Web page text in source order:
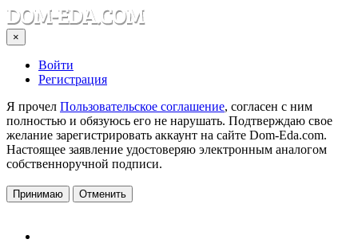
×
Войти
Регистрация
Я прочел Пользовательское соглашение, согласен с ним
полностью и обязуюсь его не нарушать. Подтверждаю свое
желание зарегистрировать аккаунт на сайте Dom-Eda.com.
Настоящее заявление удостоверяю электронным аналогом
собственноручной подписи.
Принимаю Отменить